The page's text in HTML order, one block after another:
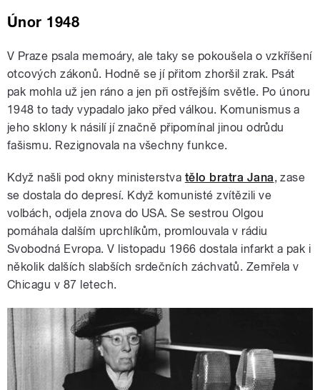
Únor 1948
V Praze psala memoáry, ale taky se pokoušela o vzkříšení
otcových zákonů. Hodně se jí přitom zhoršil zrak. Psát
pak mohla už jen ráno a jen při ostřejším světle. Po únoru
1948 to tady vypadalo jako před válkou. Komunismus a
jeho sklony k násilí jí značně připomínal jinou odrůdu
fašismu. Rezignovala na všechny funkce.
Když našli pod okny ministerstva tělo bratra Jana, zase
se dostala do depresí. Když komunisté zvítězili ve
volbách, odjela znova do USA. Se sestrou Olgou
pomáhala dalším uprchlíkům, promlouvala v rádiu
Svobodná Evropa. V listopadu 1966 dostala infarkt a pak i
několik dalších slabších srdečních záchvatů. Zemřela v
Chicagu v 87 letech.